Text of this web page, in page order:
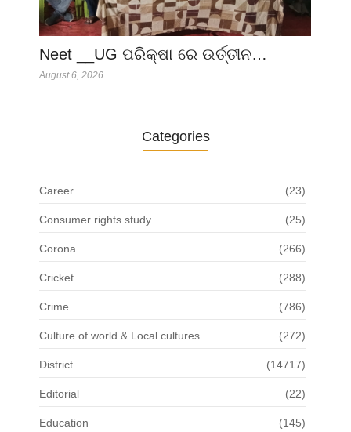
Neet __UG ପରିକ୍ଷା ରେ ଉର୍ତ୍ତୀନ…
August 6, 2026
Categories
Career (23)
Consumer rights study (25)
Corona (266)
Cricket (288)
Crime (786)
Culture of world & Local cultures (272)
District (14717)
Editorial (22)
Education (145)